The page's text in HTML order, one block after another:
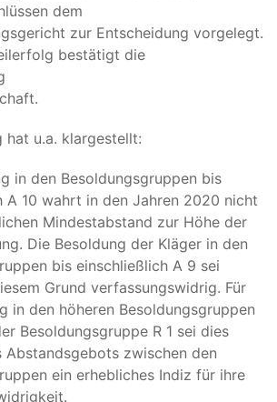
dem
zur Entscheidung vorgelegt.
bestätigt die
hat u.a. klargestellt:
in den Besoldungsgruppen bis
A 10 wahrt in den Jahren 2020 nicht
Mindestabstand zur Höhe der
Die Besoldung der Kläger in den
bis einschließlich A 9 sei
Grund verfassungswidrig. Für
in den höheren Besoldungsgruppen
Besoldungsgruppe R 1 sei dies
Abstandsgebots zwischen den
ein erhebliches Indiz für ihre